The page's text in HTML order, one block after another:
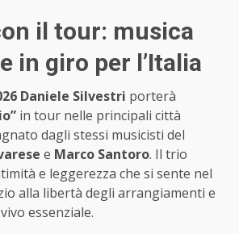
il tour: musica
in giro per l’Italia
Daniele Silvestri porterà
in tour nelle principali città
dagli stessi musicisti del
e Marco Santoro. Il trio
e leggerezza che si sente nel
alla libertà degli arrangiamenti e
essenziale.